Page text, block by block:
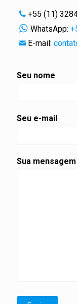
+55 (11)
WhatsApp:
E-mail:
Seu nome
Seu e-mail
Sua mensagem